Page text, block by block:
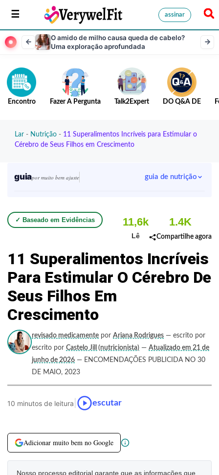
assinar
O amido de milho causa queda de cabelo?
Uma exploração aprofundada
Encontro Fazer A Pergunta Talk2Expert DO Q&A DE
Lar - Nutrição - 11 Superalimentos Incríveis para Estimular o
Cérebro de Seus Filhos em Crescimento
guiapor muito bem ajuste guia de nutrição
✓ Baseado em Evidências 11,6k
Lê
1.4K
Compartilhe agora
11 Superalimentos Incríveis
Para Estimular O Cérebro De
Seus Filhos Em
Crescimento
revisado medicamente por Ariana Rodrigues — escrito por
escrito por Castelo Jill (nutricionista) — Atualizado em 21 de
junho de 2026 — ENCOMENDAÇÕES PUBLICIDA NO 30
DE MAIO, 2023
10 minutos de leitura escutar
Adicionar muito bem no Google
Nosso processo editorial garante que as informações que